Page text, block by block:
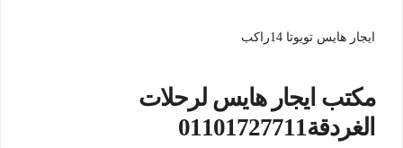
ايجار هايس تويوتا 14راكب
مكتب ايجار هايس لرحلات
الغردقة01101727711